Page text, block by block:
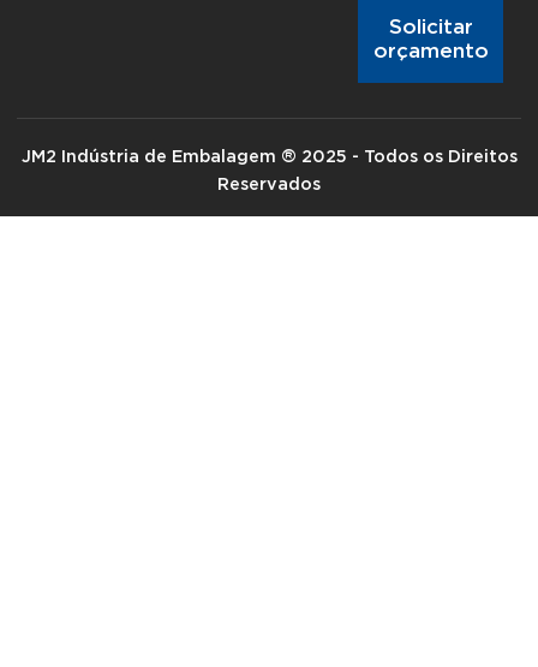
Solicitar
orçamento
JM2 Indústria de Embalagem ® 2025 - Todos os Direitos
Reservados